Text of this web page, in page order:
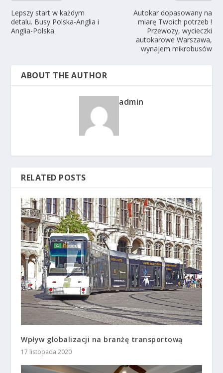
Lepszy start w każdym
detalu. Busy Polska-Anglia i
Anglia-Polska
Autokar dopasowany na
miarę Twoich potrzeb !
Przewozy, wycieczki
autokarowe Warszawa,
wynajem mikrobusów
ABOUT THE AUTHOR
admin
RELATED POSTS
Wpływ globalizacji na branżę transportową
17 listopada 2020